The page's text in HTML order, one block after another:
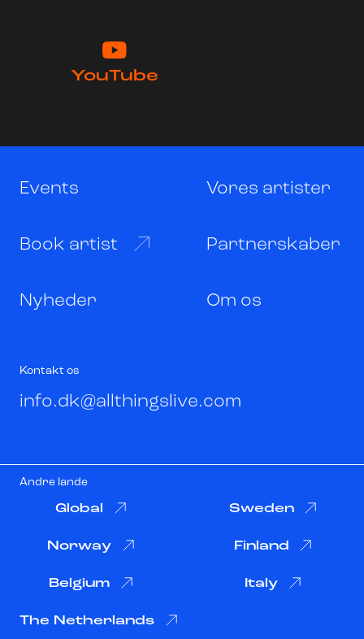
YouTube
Events Vores artister
Book artist Partnerskaber
Nyheder Om os
Kontakt os
info.dk@allthingslive.com
Andre lande
Global Sweden
Norway Finland
Belgium Italy
The Netherlands